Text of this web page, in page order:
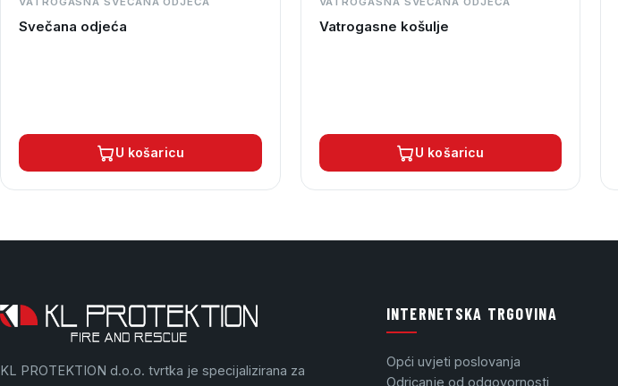
Svečana odjeća
U košaricu
Vatrogasne košulje
U košaricu
KL PROTEKTION d.o.o. tvrtka je specijalizirana za
INTERNETSKA TRGOVINA
Opći uvjeti poslovanja
Odricanje od odgovornosti